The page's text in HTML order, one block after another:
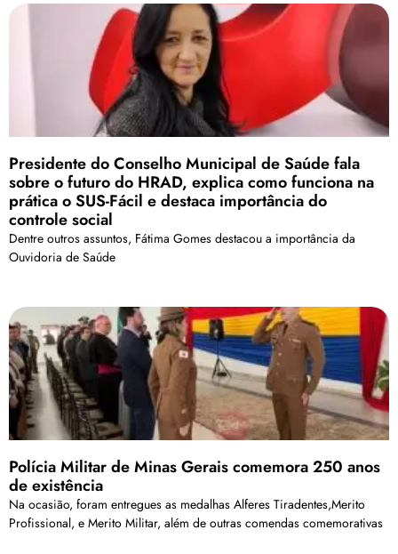
Presidente do Conselho Municipal de Saúde fala
sobre o futuro do HRAD, explica como funciona na
prática o SUS-Fácil e destaca importância do
controle social
Dentre outros assuntos, Fátima Gomes destacou a importância da
Ouvidoria de Saúde
Polícia Militar de Minas Gerais comemora 250 anos
de existência
Na ocasião, foram entregues as medalhas Alferes Tiradentes,Merito
Profissional, e Merito Militar, além de outras comendas comemorativas